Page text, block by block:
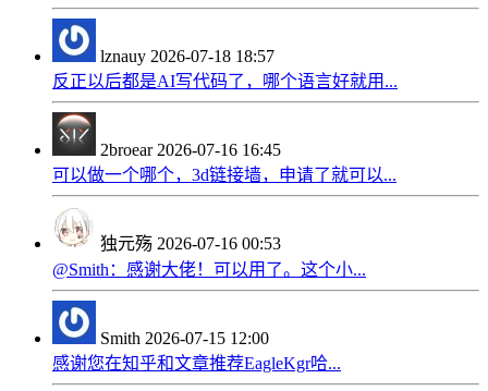
lznauy 2026-07-18 18:57
反正以后都是AI写代码了，哪个语言好就用...
2broear 2026-07-16 16:45
可以做一个哪个，3d链接墙，申请了就可以...
独元殇 2026-07-16 00:53
@Smith：感谢大佬！可以用了。这个小...
Smith 2026-07-15 12:00
感谢您在知乎和文章推荐EagleKgr哈...